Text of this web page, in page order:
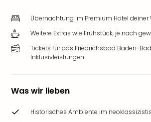
Übernachtung im Premium Hotel deiner
Weitere Extras wie Frühstück, je nach
Tickets für das Friedrichsbad Baden-
Inklusivleistungen
Was wir lieben
Historisches Ambiente im